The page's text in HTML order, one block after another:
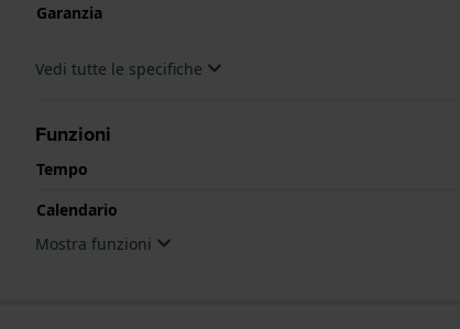
Garanzia
Vedi tutte le specifiche
Funzioni
Tempo
Calendario
Mostra funzioni